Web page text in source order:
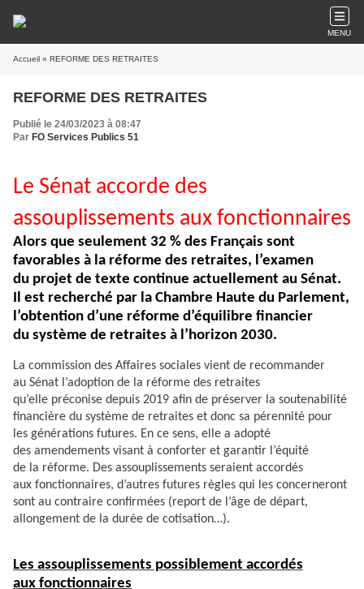
MENU
Accueil » REFORME DES RETRAITES
REFORME DES RETRAITES
Publié le 24/03/2023 à 08:47
Par FO Services Publics 51
Le Sénat accorde des
assouplissements aux fonctionnaires
Alors que seulement 32 % des Français sont
favorables à la réforme des retraites, l’examen
du projet de texte continue actuellement au Sénat.
Il est recherché par la Chambre Haute du Parlement,
l’obtention d’une réforme d’équilibre financier
du système de retraites à l’horizon 2030.
La commission des Affaires sociales vient de recommander
au Sénat l’adoption de la réforme des retraites
qu’elle préconise depuis 2019 afin de préserver la soutenabilité
financière du système de retraites et donc sa pérennité pour
les générations futures. En ce sens, elle a adopté
des amendements visant à conforter et garantir l’équité
de la réforme. Des assouplissements seraient accordés
aux fonctionnaires, d’autres futures règles qui les concerneront
sont au contraire confirmées (report de l’âge de départ,
allongement de la durée de cotisation…).
Les assouplissements possiblement accordés
aux fonctionnaires